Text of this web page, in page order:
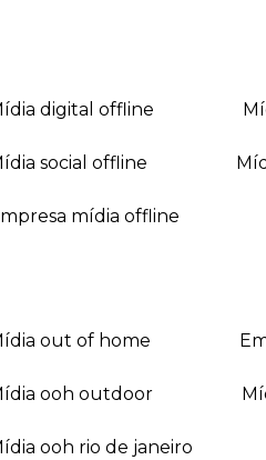
mídia digital offline
mídia social offline
empresa mídia offline
mídia out of home
mídia ooh outdoor
mídia ooh rio de janeiro